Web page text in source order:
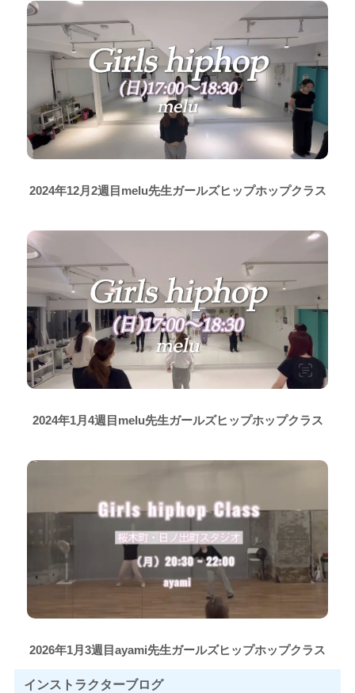
2024年12月2週目melu先生ガールズヒップホップクラス
2024年1月4週目melu先生ガールズヒップホップクラス
2026年1月3週目ayami先生ガールズヒップホップクラス
インストラクターブログ